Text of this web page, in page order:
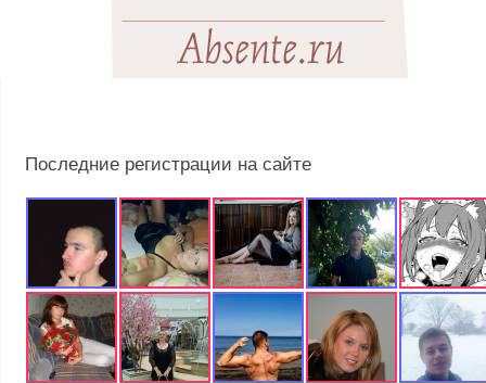
Последние регистрации на сайте